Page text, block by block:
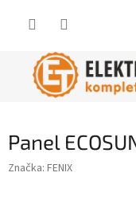
Panel
Značka: FENIX